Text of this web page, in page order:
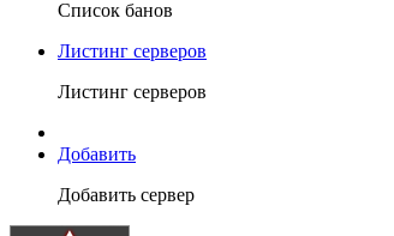
Список банов
Листинг серверов
Листинг серверов
Добавить
Добавить сервер